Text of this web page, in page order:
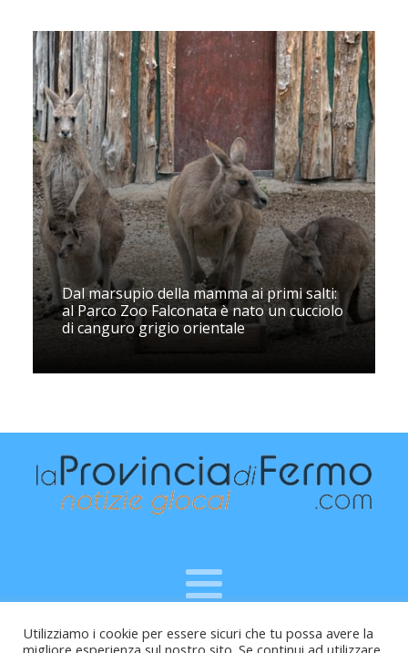
Dal marsupio della mamma ai primi salti:
al Parco Zoo Falconata è nato un cucciolo
di canguro grigio orientale
Raffaele Vitali - via Leopardi 10 - 61121 Pesaro (PU) -
Utilizziamo i cookie per essere sicuri che tu possa avere la
migliore esperienza sul nostro sito. Se continui ad utilizzare